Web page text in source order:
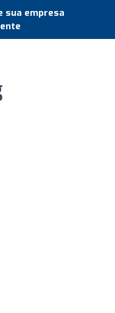
sua empresa